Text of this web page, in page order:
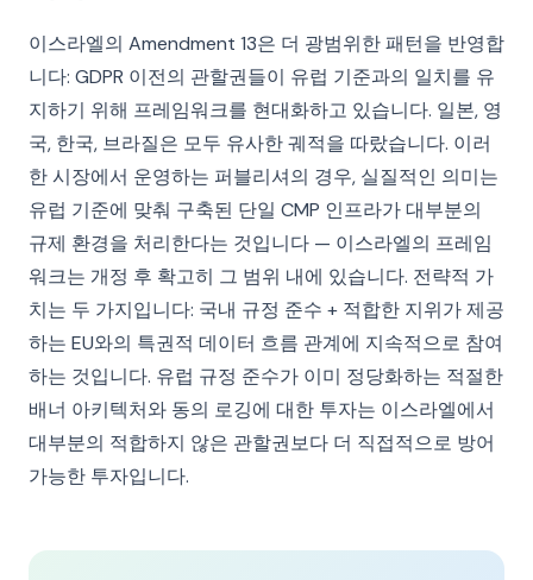
이스라엘의 Amendment 13은 더 광범위한 패턴을 반영합
니다: GDPR 이전의 관할권들이 유럽 기준과의 일치를 유
지하기 위해 프레임워크를 현대화하고 있습니다. 일본, 영
국, 한국, 브라질은 모두 유사한 궤적을 따랐습니다. 이러
한 시장에서 운영하는 퍼블리셔의 경우, 실질적인 의미는
유럽 기준에 맞춰 구축된 단일 CMP 인프라가 대부분의
규제 환경을 처리한다는 것입니다 — 이스라엘의 프레임
워크는 개정 후 확고히 그 범위 내에 있습니다. 전략적 가
치는 두 가지입니다: 국내 규정 준수 + 적합한 지위가 제공
하는 EU와의 특권적 데이터 흐름 관계에 지속적으로 참여
하는 것입니다. 유럽 규정 준수가 이미 정당화하는 적절한
배너 아키텍처와 동의 로깅에 대한 투자는 이스라엘에서
대부분의 적합하지 않은 관할권보다 더 직접적으로 방어
가능한 투자입니다.